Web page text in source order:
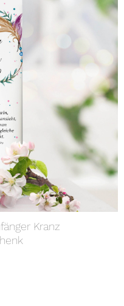
Kranz